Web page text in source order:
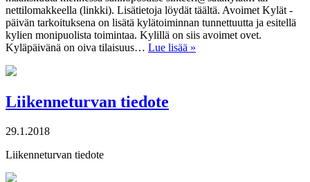
nettilomakkeella (linkki). Lisätietoja löydät täältä. Avoimet Kylät -
päivän tarkoituksena on lisätä kylätoiminnan tunnettuutta ja esitellä
kylien monipuolista toimintaa. Kylillä on siis avoimet ovet.
Kyläpäivänä on oiva tilaisuus… Lue lisää »
Liikenneturvan tiedote
29.1.2018
Liikenneturvan tiedote